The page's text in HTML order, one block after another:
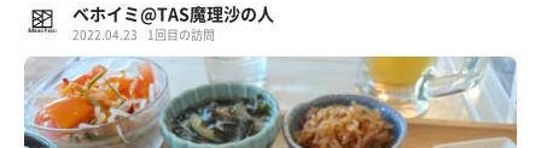
ベホイミ@TAS魔理沙の人
2022.04.23 1回目の訪問